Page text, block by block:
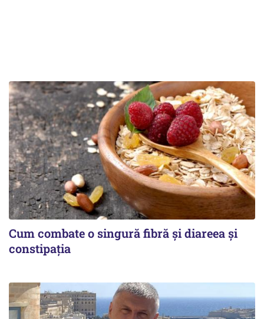
Cum combate o singură fibră și diareea și
constipația